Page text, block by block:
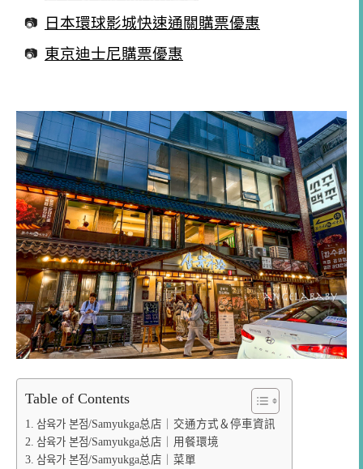
日本環球影城快速通關購票優惠
東京迪士尼購票優惠
Table of Contents
삼육가 본점/Samyukga总店｜交通方式＆停車資訊
삼육가 본점/Samyukga总店｜用餐環境
삼육가 본점/Samyukga总店｜菜單